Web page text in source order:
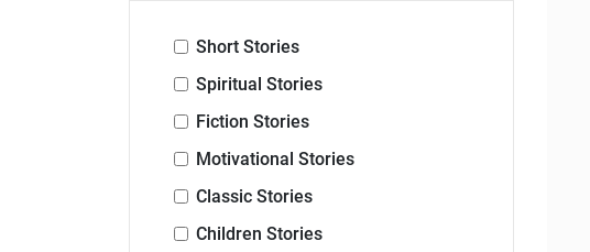
Short Stories
Spiritual Stories
Fiction Stories
Motivational Stories
Classic Stories
Children Stories